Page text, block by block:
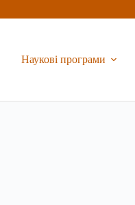
Наукові програми